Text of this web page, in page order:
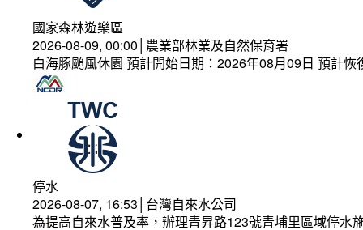
國家森林遊樂區
2026-08-09, 00:00│農業部林業及自然保育署
白海豚颱風休園 預計開始日期：2026年08月09日 預計
停水
2026-08-07, 16:53│台灣自來水公司
為提高自來水普及率，辦理青昇路123號青埔里區域停水